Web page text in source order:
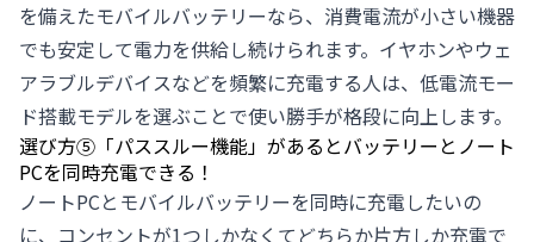
を備えたモバイルバッテリーなら、消費電流が小さい機器
でも安定して電力を供給し続けられます。イヤホンやウェ
アラブルデバイスなどを頻繁に充電する人は、低電流モー
ド搭載モデルを選ぶことで使い勝手が格段に向上します。
選び方⑤「パススルー機能」があるとバッテリーとノート
PCを同時充電できる！
ノートPCとモバイルバッテリーを同時に充電したいの
に、コンセントが1つしかなくてどちらか片方しか充電で